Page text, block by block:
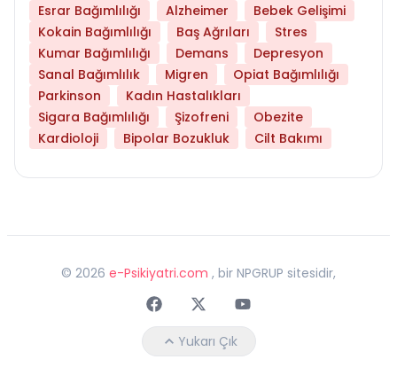
Esrar Bağımlılığı
Alzheimer
Bebek Gelişimi
Kokain Bağımlılığı
Baş Ağrıları
Stres
Kumar Bağımlılığı
Demans
Depresyon
Sanal Bağımlılık
Migren
Opiat Bağımlılığı
Parkinson
Kadın Hastalıkları
Sigara Bağımlılığı
Şizofreni
Obezite
Kardioloji
Bipolar Bozukluk Cilt Bakımı
© 2026 e-Psikiyatri.com , bir NPGRUP sitesidir,
FaceebokTwitterYoutube
Yukarı Çık